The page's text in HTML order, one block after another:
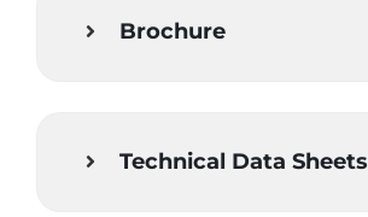
Brochure
Technical Data Sheets